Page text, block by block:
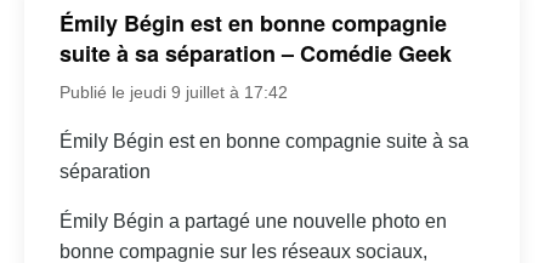
Émily Bégin est en bonne compagnie
suite à sa séparation – Comédie Geek
Publié le jeudi 9 juillet à 17:42
Émily Bégin est en bonne compagnie suite à sa
séparation
Émily Bégin a partagé une nouvelle photo en
bonne compagnie sur les réseaux sociaux,